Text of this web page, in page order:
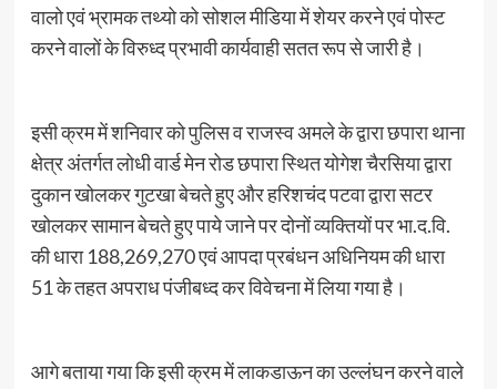
वालो एवं भ्रामक तथ्यो को सोशल मीडिया में शेयर करने एवं पोस्ट
करने वालों के विरुध्द प्रभावी कार्यवाही सतत रूप से जारी है।
इसी क्रम में शनिवार को पुलिस व राजस्व अमले के द्वारा छपारा थाना
क्षेत्र अंतर्गत लोधी वार्ड मेन रोड छपारा स्थित योगेश चैरसिया द्वारा
दुकान खोलकर गुटखा बेचते हुए और हरिशचंद पटवा द्वारा सटर
खोलकर सामान बेचते हुए पाये जाने पर दोनों व्यक्तियों पर भा.द.वि.
की धारा 188,269,270 एवं आपदा प्रबंधन अधिनियम की धारा
51 के तहत अपराध पंजीबध्द कर विवेचना में लिया गया है।
आगे बताया गया कि इसी क्रम में लाकडाऊन का उल्लंघन करने वाले